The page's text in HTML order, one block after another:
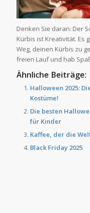
Denken Sie daran: Der
Kürbis ist Kreativität. Es
Weg, deinen Kürbis zu
freien Lauf und hab
Ähnliche Beiträge:
Halloween 2025:
Kostüme!
Die besten
für Kinder
Kaffee, der die
Black Friday 2025